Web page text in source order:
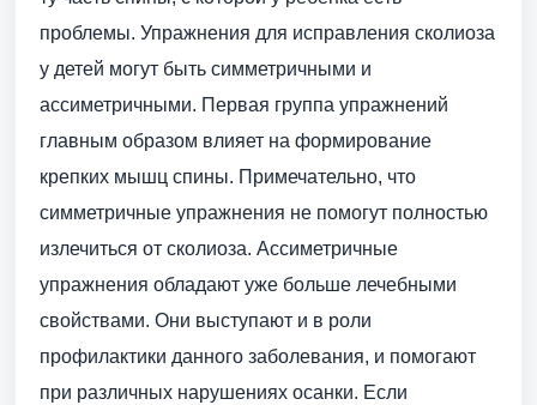
проблемы. Упражнения для исправления сколиоза
у детей могут быть симметричными и
ассиметричными. Первая группа упражнений
главным образом влияет на формирование
крепких мышц спины. Примечательно, что
симметричные упражнения не помогут полностью
излечиться от сколиоза. Ассиметричные
упражнения обладают уже больше лечебными
свойствами. Они выступают и в роли
профилактики данного заболевания, и помогают
при различных нарушениях осанки. Если